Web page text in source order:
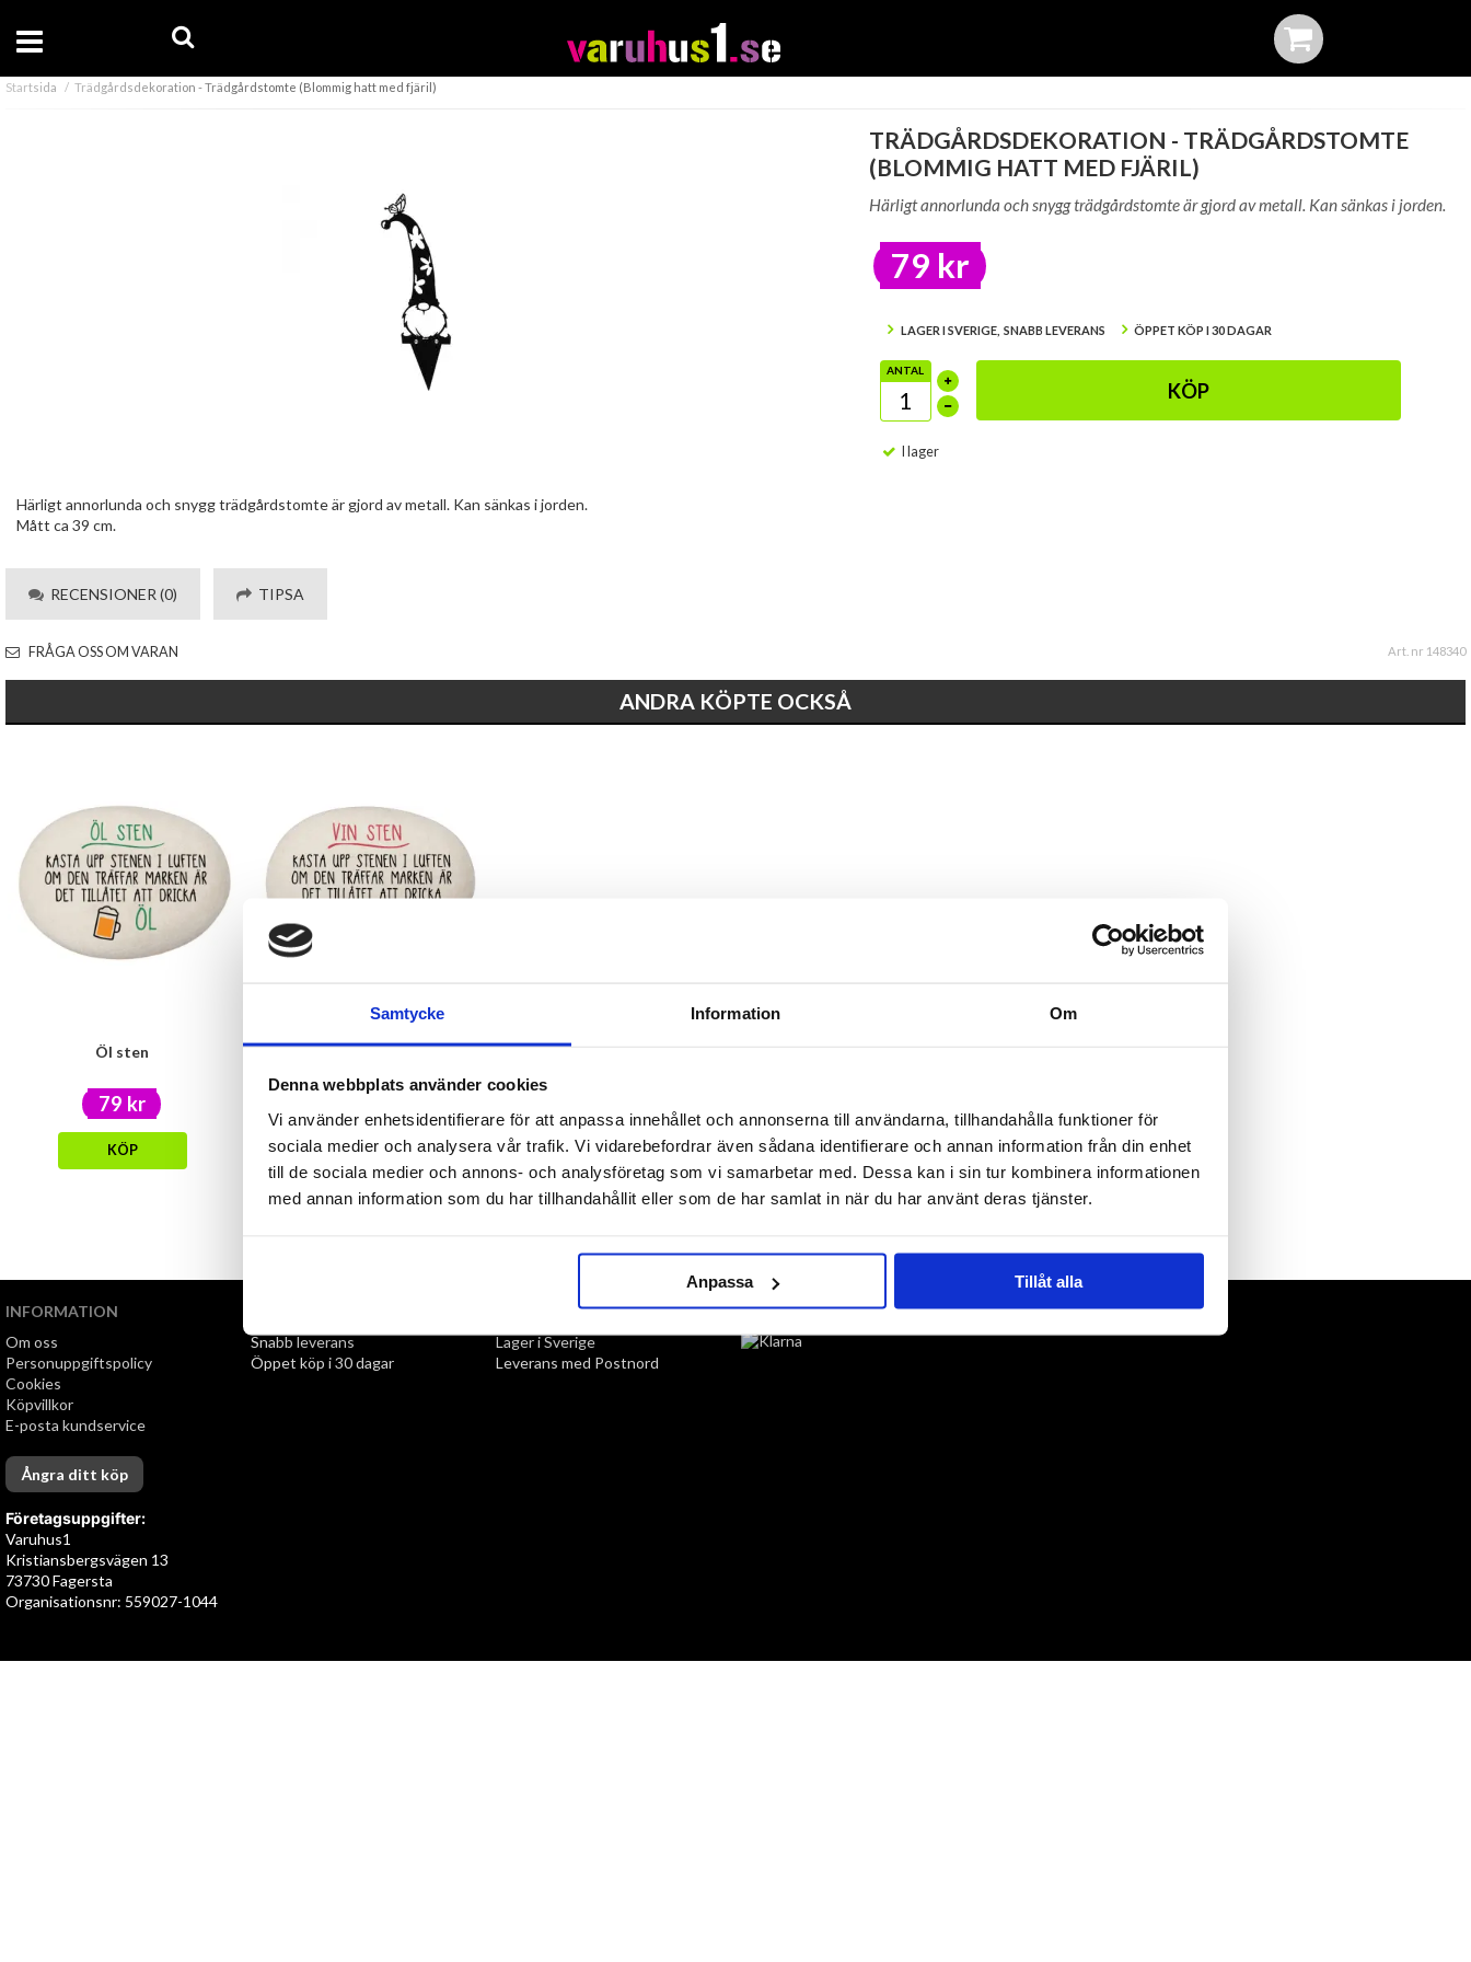
Samtycke Information Om
Denna webbplats använder cookies
Vi använder enhetsidentifierare för att anpassa innehållet och annonserna till användarna, tillhandahålla funktioner för
sociala medier och analysera vår trafik. Vi vidarebefordrar även sådana identifierare och annan information från din enhet
till de sociala medier och annons- och analysföretag som vi samarbetar med. Dessa kan i sin tur kombinera informationen
med annan information som du har tillhandahållit eller som de har samlat in när du har använt deras tjänster.
Anpassa Tillåt alla
Startsida Trädgårdsdekoration - Trädgårdstomte (Blommig hatt med fjäril)
TRÄDGÅRDSDEKORATION - TRÄDGÅRDSTOMTE
(BLOMMIG HATT MED FJÄRIL)
Härligt annorlunda och snygg trädgårdstomte är gjord av metall. Kan sänkas i jorden.
79 kr
LAGER I SVERIGE, SNABB LEVERANS ÖPPET KÖP I 30 DAGAR
ANTAL
KÖP
I lager
Härligt annorlunda och snygg trädgårdstomte är gjord av metall. Kan sänkas i jorden.
Mått ca 39 cm.
RECENSIONER (0) TIPSA
FRÅGA OSS OM VARAN Art. nr 148340
ANDRA KÖPTE OCKSÅ
Öl sten
79 kr
KÖP
Vin sten
KÖP
INFORMATION
Om oss
Personuppgiftspolicy
Cookies
Köpvillkor
E-posta kundservice
Ångra ditt köp
Företagsuppgifter:
Varuhus1
Kristiansbergsvägen 13
73730 Fagersta
Organisationsnr: 559027-1044
Snabb leverans
Öppet köp i 30 dagar
Lager i Sverige
Leverans med Postnord
BETALNING